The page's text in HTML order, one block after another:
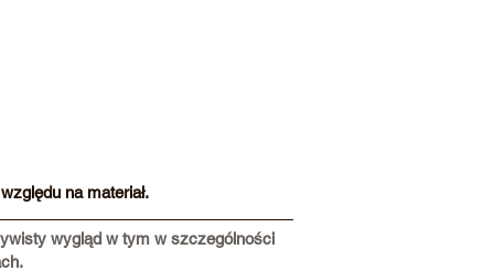
na materiał.
wygląd w tym w szczególności